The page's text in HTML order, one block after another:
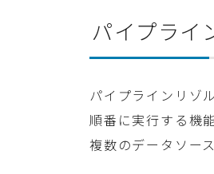
パイプライ
パイプラインリゾ
順番に実行する機
複数のデータソー